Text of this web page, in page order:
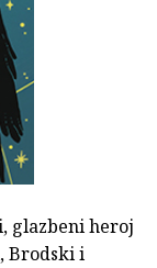
glazbeni heroj
Brodski i